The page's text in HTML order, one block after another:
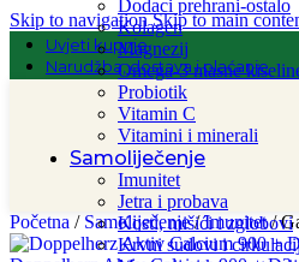
Skip to navigationSkip to main
Uvjeti kupnje
Narudžba, dostava i plaćanje
Dodaci prehrani-ostalo
Kolagen
Magnezij
Omega-3 masne
Probiotik
Vitamin C
Vitamini i minerali
Samoliječenje
Imunitet
Jetra i probava
Kosti, mišići i zglobovi
Krvni sudovi i
Početna / Samoliječenje/ Imunitet/